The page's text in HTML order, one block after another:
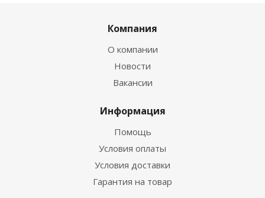
Компания
О компании
Новости
Вакансии
Информация
Помощь
Условия оплаты
Условия доставки
Гарантия на товар